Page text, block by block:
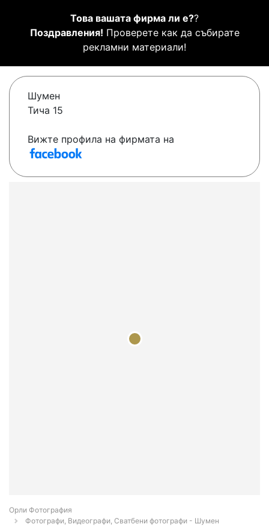
Това вашата фирма ли е??
Поздравления! Проверете как да събирате
рекламни материали!
Шумен
Тича 15
Вижте профила на фирмата на
Орли Фотография
Фотографи, Видеографи, Сватбени фотографи - Шумен